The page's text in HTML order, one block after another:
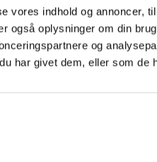
vores indhold og annoncer,
også oplysninger om din
og
har givet dem, eller som de